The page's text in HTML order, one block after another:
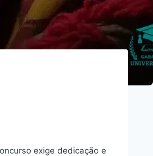
exige dedicação e